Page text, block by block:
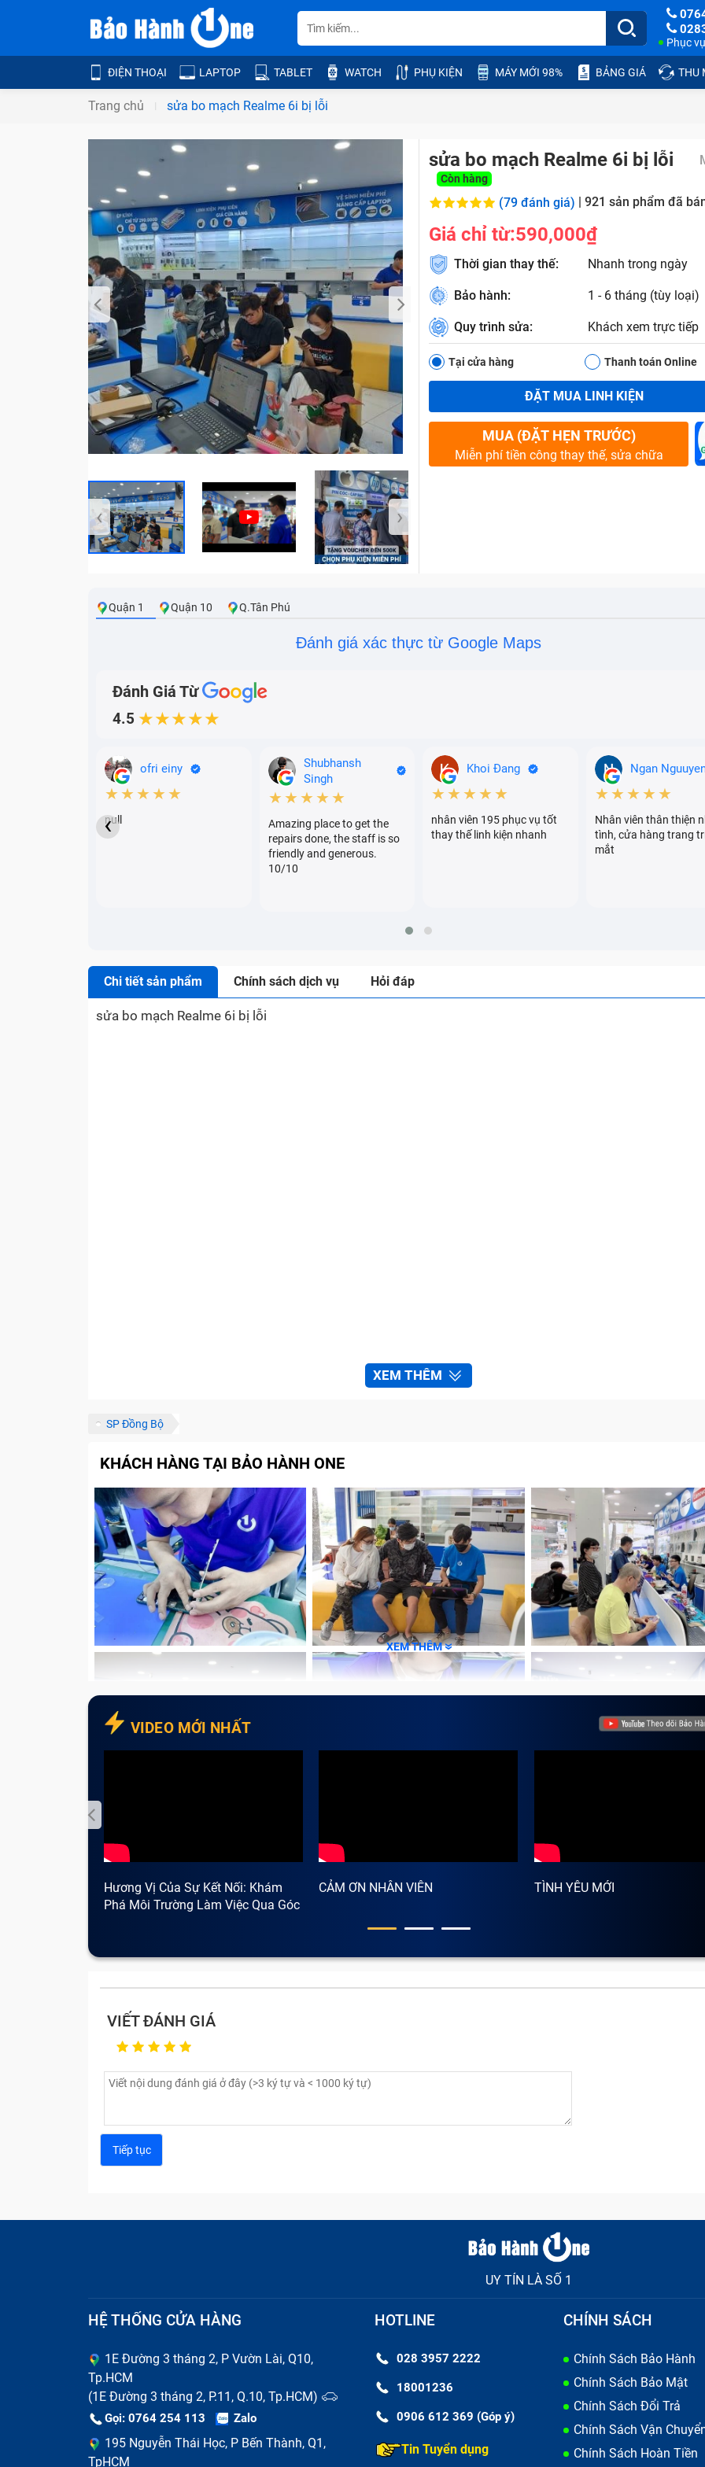
Phục
ĐIỆN THOẠI LAPTOP TABLET WATCH PHỤ KIỆN MÁY MỚI 98% BẢNG GIÁ THU
Trang chủ sửa bo mạch Realme 6i bị lỗi
Bảo Hành One
‹ ›
sửa bo mạch Realme 6i bị lỗi
Còn hàng
(79 đánh giá) | 921 sản phẩm đã
Giá chỉ từ:590,000₫
Thời gian thay thế: Nhanh trong ngày
Bảo hành: 1 - 6 tháng (tùy loại)
Quy trình sửa: Khách xem trực tiếp
Tại cửa hàng Thanh toán Online
ĐẶT MUA LINH KIỆN
MUA (ĐẶT HẸN TRƯỚC)
Miễn phí tiền công thay thế, sửa chữa
Quận 1 Quận 10 Q.Tân Phú
Đánh giá xác thực từ Google Maps
Đánh Giá Từ
4.5 ★★★★★
ofri einy
★★★★★
null
Shubhansh
Singh
★★★★★
Amazing place to get the
repairs done, the staff is so
friendly and generous.
10/10
Khoi Đang
★★★★★
nhân viên 195 phục vụ tốt
thay thế linh kiện nhanh
Ngan
★★★★★
Nhân viên thân thiện
tình, cửa hàng trang
mắt
‹
Chi tiết sản phẩm Chính sách dịch vụ Hỏi đáp
sửa bo mạch Realme 6i bị lỗi
XEM THÊM
SP Đồng Bộ
KHÁCH HÀNG TẠI BẢO HÀNH ONE
XEM THÊM
VIDEO MỚI NHẤT
Hương Vị Của Sự Kết Nối: Khám
Phá Môi Trường Làm Việc Qua Góc
CẢM ƠN NHÂN VIÊN TÌNH YÊU MỚI
VIẾT ĐÁNH GIÁ
UY TÍN LÀ SỐ 1
HỆ THỐNG CỬA HÀNG
1E Đường 3 tháng 2, P Vườn Lài, Q10,
Tp.HCM
(1E Đường 3 tháng 2, P.11, Q.10, Tp.HCM)
Gọi: 0764 254 113 Zalo
195 Nguyễn Thái Học, P Bến Thành, Q1,
TpHCM
HOTLINE
028 3957 2222
18001236
0906 612 369 (Góp ý)
Tin Tuyển dụng
CHÍNH SÁCH
Chính Sách Bảo Hành
Chính Sách Bảo Mật
Chính Sách Đổi Trả
Chính Sách Vận
Chính Sách Hoàn Tiền